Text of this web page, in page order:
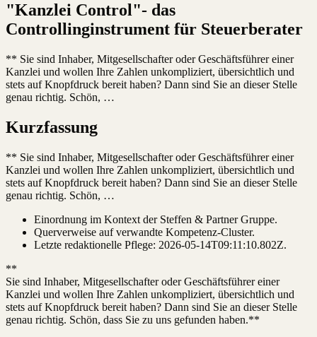
"Kanzlei Control"- das
Controllinginstrument für Steuerberater
** Sie sind Inhaber, Mitgesellschafter oder Geschäftsführer einer
Kanzlei und wollen Ihre Zahlen unkompliziert, übersichtlich und
stets auf Knopfdruck bereit haben? Dann sind Sie an dieser Stelle
genau richtig. Schön, …
Kurzfassung
** Sie sind Inhaber, Mitgesellschafter oder Geschäftsführer einer
Kanzlei und wollen Ihre Zahlen unkompliziert, übersichtlich und
stets auf Knopfdruck bereit haben? Dann sind Sie an dieser Stelle
genau richtig. Schön, …
Einordnung im Kontext der Steffen & Partner Gruppe.
Querverweise auf verwandte Kompetenz-Cluster.
Letzte redaktionelle Pflege: 2026-05-14T09:11:10.802Z.
**
Sie sind Inhaber, Mitgesellschafter oder Geschäftsführer einer
Kanzlei und wollen Ihre Zahlen unkompliziert, übersichtlich und
stets auf Knopfdruck bereit haben? Dann sind Sie an dieser Stelle
genau richtig. Schön, dass Sie zu uns gefunden haben.**